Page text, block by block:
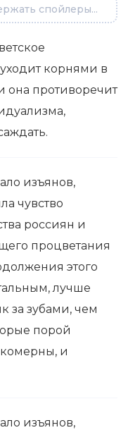
спойлеры...
корнями в
она противоречит
изъянов,
чувство
россиян и
процветания
этого
лучше
за зубами, чем
порой
и
изъянов,